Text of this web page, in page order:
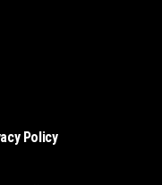
Policy